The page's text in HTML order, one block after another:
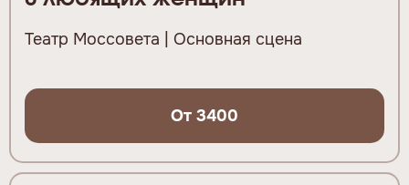
Театр Моссовета | Основная сцена
От 3400